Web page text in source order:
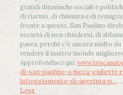
grandi dinamiche sociali e
di riarmo, di chiusura e di
fronte a questo, San Paolino
società di non chiudersi, di
paura, perché c'è ancora molto
rendere il nostro mondo
Approfondisci qui:
di-san-paolino-a-lucca-giulietti-
latteggiamento-di-apertura-p... ...
Less